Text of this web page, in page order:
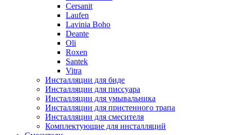
Cersanit
Laufen
Lavinia Boho
Deante
Oli
Roxen
Santek
Vitra
Инсталляции для биде
Инсталляции для писсуара
Инсталляции для умывальника
Инсталляции для пристенного трапа
Инсталляции для смесителя
Комплектующие для инсталляций